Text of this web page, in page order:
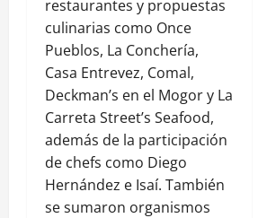
restaurantes y propuestas
culinarias como Once
Pueblos, La Conchería,
Casa Entrevez, Comal,
Deckman’s en el Mogor y La
Carreta Street’s Seafood,
además de la participación
de chefs como Diego
Hernández e Isaí. También
se sumaron organismos